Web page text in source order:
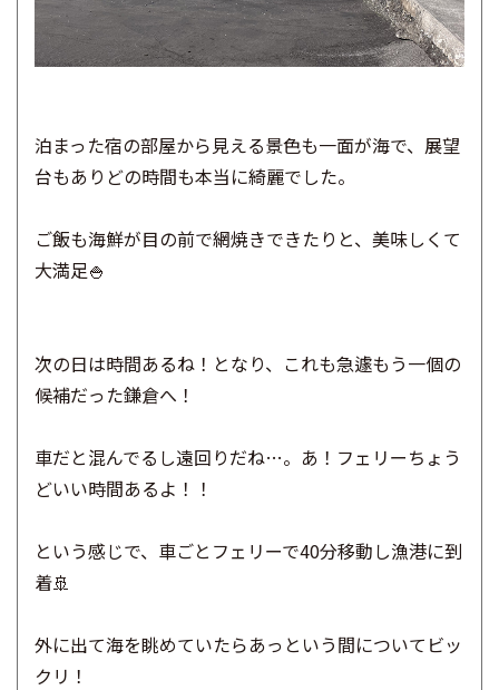
泊まった宿の部屋から見える景色も一面が海で、展望
台もありどの時間も本当に綺麗でした。
ご飯も海鮮が目の前で網焼きできたりと、美味しくて
大満足🍚
次の日は時間あるね！となり、これも急遽もう一個の
候補だった鎌倉へ！
車だと混んでるし遠回りだね…。あ！フェリーちょう
どいい時間あるよ！！
という感じで、車ごとフェリーで40分移動し漁港に到
着🚢
外に出て海を眺めていたらあっという間についてビッ
クリ！